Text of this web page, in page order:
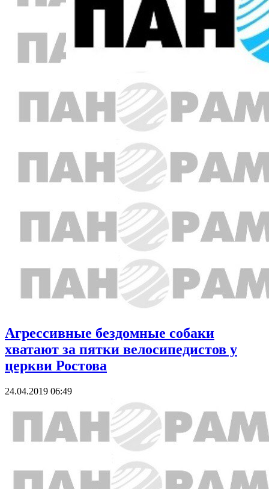
Агрессивные бездомные собаки
хватают за пятки велосипедистов у
церкви Ростова
24.04.2019 06:49